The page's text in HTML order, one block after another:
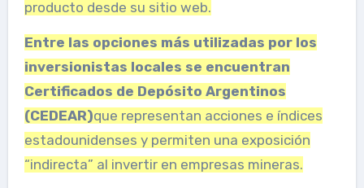
producto desde su sitio web.
Entre las opciones más utilizadas por los
inversionistas locales se encuentran
Certificados de Depósito Argentinos
(CEDEAR)que representan acciones e índices
estadounidenses y permiten una exposición
“indirecta” al invertir en empresas mineras.